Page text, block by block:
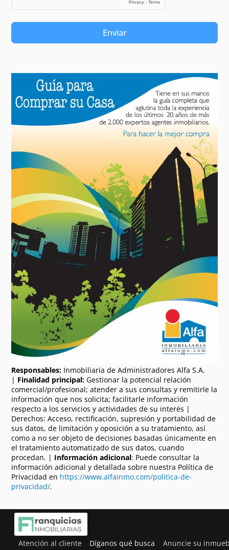
Enviar
Responsables: Inmobiliaria de Administradores Alfa S.A.
| Finalidad principal: Gestionar la potencial relación
comercial/profesional; atender a sus consultas y remitirle la
información que nos solicita; facilitarle información
respecto a los servicios y actividades de su interés |
Derechos: Acceso, rectificación, supresión y portabilidad de
sus datos, de limitación y oposición a su tratamiento, así
como a no ser objeto de decisiones basadas únicamente en
el tratamiento automatizado de sus datos, cuando
procedan. | Información adicional: Puede consultar la
información adicional y detallada sobre nuestra Política de
Privacidad en https://www.alfainmo.com/politica-de-
privacidad/.
Atención al cliente Díganos qué busca Anuncie su